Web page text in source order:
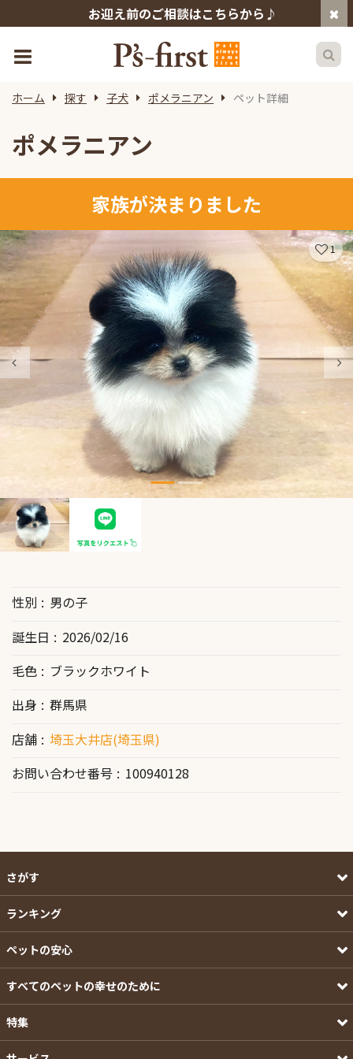
お迎え前のご相談はこちらから♪
ホーム 探す 子犬 ポメラニアン ペット詳細
ポメラニアン
家族が決まりました
1
性別
男の子
誕生日
2026/02/16
毛色
ブラックホワイト
出身
群馬県
店舗
埼玉大井店(埼玉県)
お問い合わせ番号
100940128
さがす
ランキング
ペットの安心
すべてのペットの幸せのために
特集